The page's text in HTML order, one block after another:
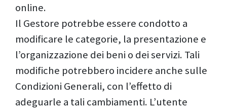
online.
Il Gestore potrebbe essere condotto a
modificare le categorie, la presentazione e
l’organizzazione dei beni o dei servizi. Tali
modifiche potrebbero incidere anche sulle
Condizioni Generali, con l’effetto di
adeguarle a tali cambiamenti. L’utente